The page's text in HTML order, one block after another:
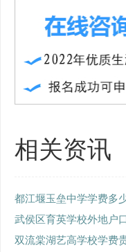
相关资讯
都江堰玉垒中学学费多
武侯区育英学校外地户
双流棠湖艺高学校学费